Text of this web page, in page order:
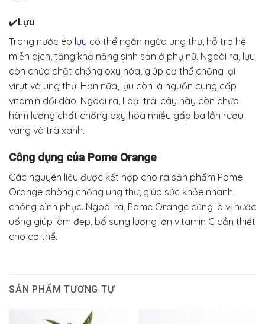
✔️Lựu
Trong nước ép lựu có thể ngăn ngừa ung thư, hỗ trợ hệ
miễn dịch, tăng khả năng sinh sản ở phụ nữ. Ngoài ra, lựu
còn chứa chất chống oxy hóa, giúp cơ thể chống lại
virut và ung thư. Hơn nữa, lựu còn là nguồn cung cấp
vitamin dồi dào. Ngoài ra, Loại trái cây này còn chứa
hàm lượng chất chống oxy hóa nhiều gấp ba lần rượu
vang và trà xanh.
Công dụng của Pome Orange
Các nguyên liệu được kết hợp cho ra sản phẩm Pome
Orange phòng chống ung thư, giúp sức khỏe nhanh
chóng bình phục. Ngoài ra, Pome Orange cũng là vị nước
uống giúp làm đẹp, bổ sung lượng lớn vitamin C cần thiết
cho cơ thể.
SẢN PHẨM TƯƠNG TỰ